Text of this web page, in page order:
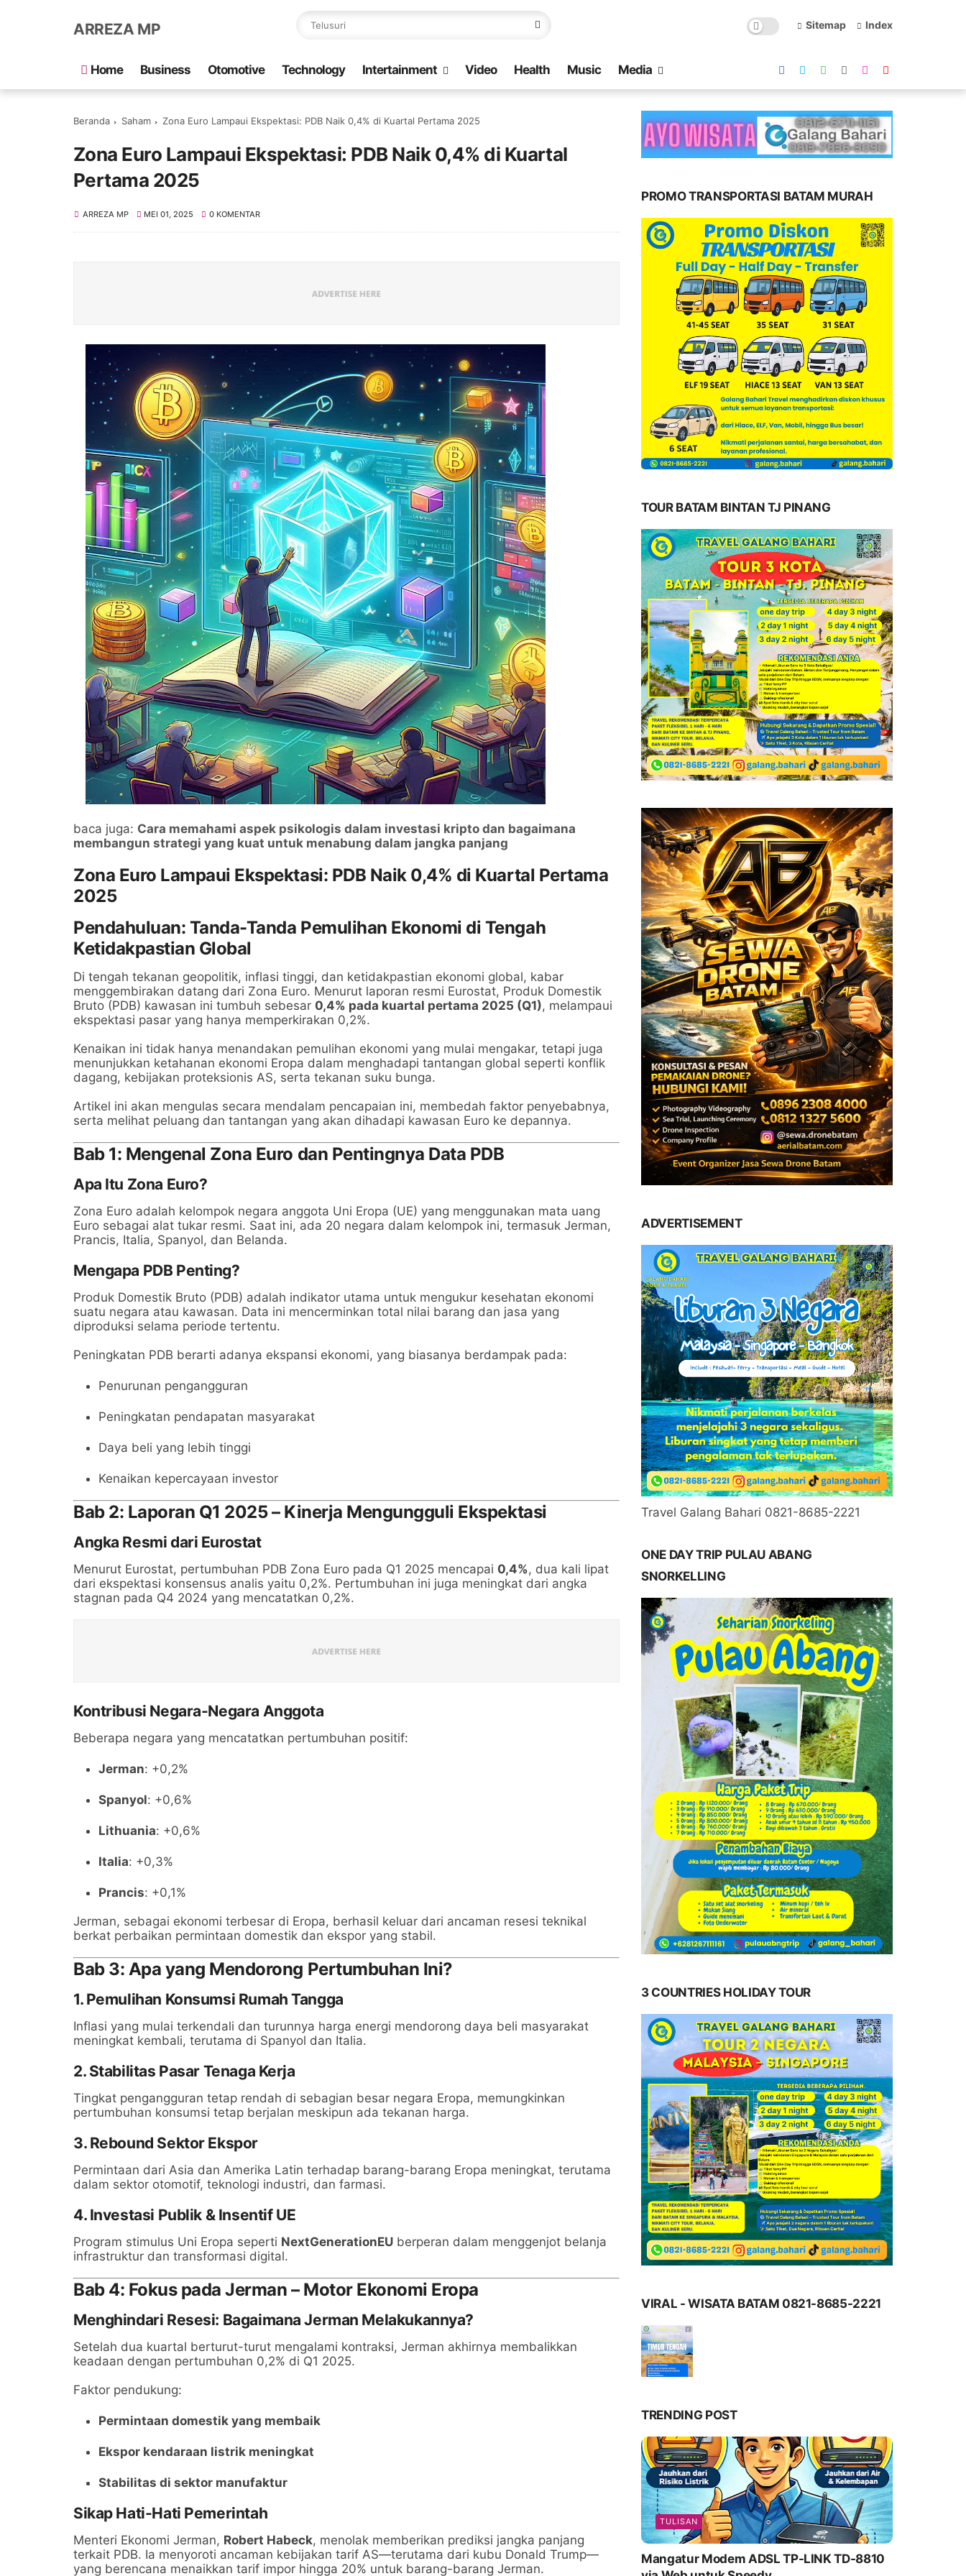
ARREZA MP Sitemap Index
Home Business Otomotive Technology Intertainment Video Health Music Media
Beranda Saham Zona Euro Lampaui Ekspektasi: PDB Naik 0,4% di Kuartal Pertama 2025
Zona Euro Lampaui Ekspektasi: PDB Naik 0,4% di Kuartal
Pertama 2025
ARREZA MP MEI 01, 2025 0 KOMENTAR
baca juga: Cara memahami aspek psikologis dalam investasi kripto dan bagaimana
membangun strategi yang kuat untuk menabung dalam jangka panjang
Zona Euro Lampaui Ekspektasi: PDB Naik 0,4% di Kuartal Pertama
2025
Pendahuluan: Tanda-Tanda Pemulihan Ekonomi di Tengah
Ketidakpastian Global
Di tengah tekanan geopolitik, inflasi tinggi, dan ketidakpastian ekonomi global, kabar
menggembirakan datang dari Zona Euro. Menurut laporan resmi Eurostat, Produk Domestik
Bruto (PDB) kawasan ini tumbuh sebesar 0,4% pada kuartal pertama 2025 (Q1), melampaui
ekspektasi pasar yang hanya memperkirakan 0,2%.
Kenaikan ini tidak hanya menandakan pemulihan ekonomi yang mulai mengakar, tetapi juga
menunjukkan ketahanan ekonomi Eropa dalam menghadapi tantangan global seperti konflik
dagang, kebijakan proteksionis AS, serta tekanan suku bunga.
Artikel ini akan mengulas secara mendalam pencapaian ini, membedah faktor penyebabnya,
serta melihat peluang dan tantangan yang akan dihadapi kawasan Euro ke depannya.
Bab 1: Mengenal Zona Euro dan Pentingnya Data PDB
Apa Itu Zona Euro?
Zona Euro adalah kelompok negara anggota Uni Eropa (UE) yang menggunakan mata uang
Euro sebagai alat tukar resmi. Saat ini, ada 20 negara dalam kelompok ini, termasuk Jerman,
Prancis, Italia, Spanyol, dan Belanda.
Mengapa PDB Penting?
Produk Domestik Bruto (PDB) adalah indikator utama untuk mengukur kesehatan ekonomi
suatu negara atau kawasan. Data ini mencerminkan total nilai barang dan jasa yang
diproduksi selama periode tertentu.
Peningkatan PDB berarti adanya ekspansi ekonomi, yang biasanya berdampak pada:
Penurunan pengangguran
Peningkatan pendapatan masyarakat
Daya beli yang lebih tinggi
Kenaikan kepercayaan investor
Bab 2: Laporan Q1 2025 – Kinerja Mengungguli Ekspektasi
Angka Resmi dari Eurostat
Menurut Eurostat, pertumbuhan PDB Zona Euro pada Q1 2025 mencapai 0,4%, dua kali lipat
dari ekspektasi konsensus analis yaitu 0,2%. Pertumbuhan ini juga meningkat dari angka
stagnan pada Q4 2024 yang mencatatkan 0,2%.
Kontribusi Negara-Negara Anggota
Beberapa negara yang mencatatkan pertumbuhan positif:
Jerman: +0,2%
Spanyol: +0,6%
Lithuania: +0,6%
Italia: +0,3%
Prancis: +0,1%
Jerman, sebagai ekonomi terbesar di Eropa, berhasil keluar dari ancaman resesi teknikal
berkat perbaikan permintaan domestik dan ekspor yang stabil.
Bab 3: Apa yang Mendorong Pertumbuhan Ini?
1. Pemulihan Konsumsi Rumah Tangga
Inflasi yang mulai terkendali dan turunnya harga energi mendorong daya beli masyarakat
meningkat kembali, terutama di Spanyol dan Italia.
2. Stabilitas Pasar Tenaga Kerja
Tingkat pengangguran tetap rendah di sebagian besar negara Eropa, memungkinkan
pertumbuhan konsumsi tetap berjalan meskipun ada tekanan harga.
3. Rebound Sektor Ekspor
Permintaan dari Asia dan Amerika Latin terhadap barang-barang Eropa meningkat, terutama
dalam sektor otomotif, teknologi industri, dan farmasi.
4. Investasi Publik & Insentif UE
Program stimulus Uni Eropa seperti NextGenerationEU berperan dalam menggenjot belanja
infrastruktur dan transformasi digital.
Bab 4: Fokus pada Jerman – Motor Ekonomi Eropa
Menghindari Resesi: Bagaimana Jerman Melakukannya?
Setelah dua kuartal berturut-turut mengalami kontraksi, Jerman akhirnya membalikkan
keadaan dengan pertumbuhan 0,2% di Q1 2025.
Faktor pendukung:
Permintaan domestik yang membaik
Ekspor kendaraan listrik meningkat
Stabilitas di sektor manufaktur
Sikap Hati-Hati Pemerintah
Menteri Ekonomi Jerman, Robert Habeck, menolak memberikan prediksi jangka panjang
terkait PDB. Ia menyoroti ancaman kebijakan tarif AS—terutama dari kubu Donald Trump—
yang berencana menaikkan tarif impor hingga 20% untuk barang-barang Jerman.
PROMO TRANSPORTASI BATAM MURAH
TOUR BATAM BINTAN TJ PINANG
ADVERTISEMENT
Travel Galang Bahari 0821-8685-2221
ONE DAY TRIP PULAU ABANG
SNORKELLING
3 COUNTRIES HOLIDAY TOUR
VIRAL - WISATA BATAM 0821-8685-2221
TRENDING POST
TULISAN
Mangatur Modem ADSL TP-LINK TD-8810